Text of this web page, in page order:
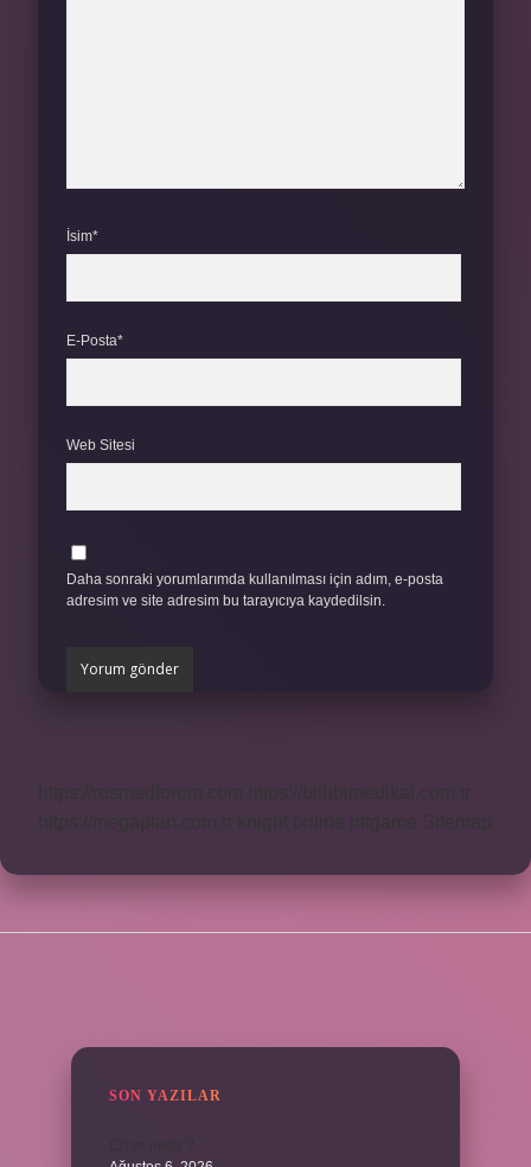
İsim*
E-Posta*
Web Sitesi
Daha sonraki yorumlarımda kullanılması için adım, e-posta
adresim ve site adresim bu tarayıcıya kaydedilsin.
SON YAZILAR